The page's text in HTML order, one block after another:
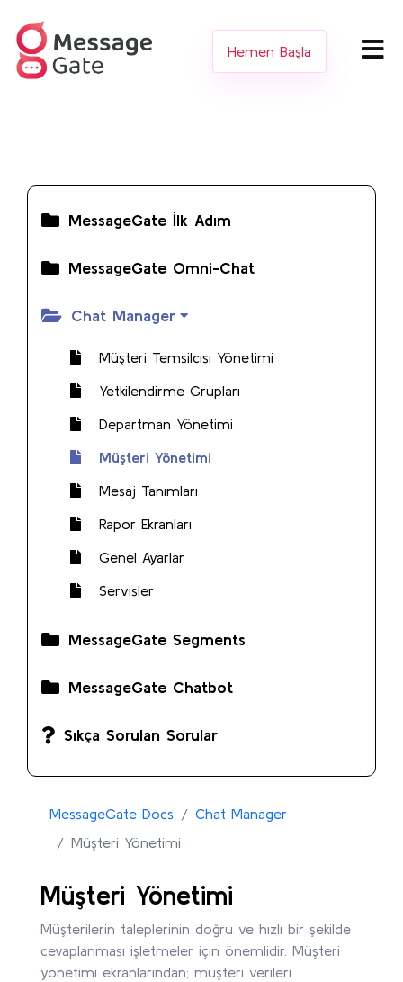
Hemen Başla
MessageGate İlk Adım
MessageGate Omni-Chat
Chat Manager
Müşteri Temsilcisi Yönetimi
Yetkilendirme Grupları
Departman Yönetimi
Müşteri Yönetimi
Mesaj Tanımları
Rapor Ekranları
Genel Ayarlar
Servisler
MessageGate Segments
MessageGate Chatbot
Sıkça Sorulan Sorular
MessageGate Docs
Chat Manager
Müşteri Yönetimi
Müşteri Yönetimi
Müşterilerin taleplerinin doğru ve hızlı bir şekilde
cevaplanması işletmeler için önemlidir. Müşteri
yönetimi ekranlarından; müşteri verileri